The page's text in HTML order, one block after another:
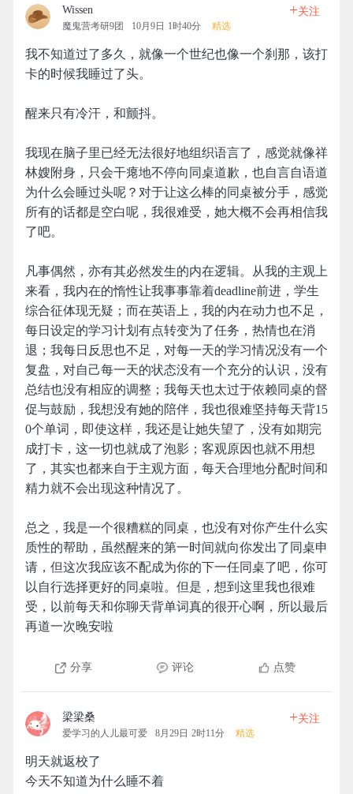
Wissen
魔鬼营考研9团 10月9日 1时40分 精选
+关注
我不知道过了多久，就像一个世纪也像一个刹那，该打
卡的时候我睡过了头。
醒来只有冷汗，和颤抖。
我现在脑子里已经无法很好地组织语言了，感觉就像祥
林嫂附身，只会干瘪地不停向同桌道歉，也自言自语道
为什么会睡过头呢？对于让这么棒的同桌被分手，感觉
所有的话都是空白呢，我很难受，她大概不会再相信我
了吧。
凡事偶然，亦有其必然发生的内在逻辑。从我的主观上
来看，我内在的惰性让我事事靠着deadline前进，学生
综合征体现无疑；而在英语上，我的内在动力也不足，
每日设定的学习计划有点转变为了任务，热情也在消
退；我每日反思也不足，对每一天的学习情况没有一个
复盘，对自己每一天的状态没有一个充分的认识，没有
总结也没有相应的调整；我每天也太过于依赖同桌的督
促与鼓励，我想没有她的陪伴，我也很难坚持每天背15
0个单词，即使这样，我还是让她失望了，没有如期完
成打卡，这一切也就成了泡影；客观原因也就不用想
了，其实也都来自于主观方面，每天合理地分配时间和
精力就不会出现这种情况了。
总之，我是一个很糟糕的同桌，也没有对你产生什么实
质性的帮助，虽然醒来的第一时间就向你发出了同桌申
请，但这次我应该不配成为你的下一任同桌了吧，你可
以自行选择更好的同桌啦。但是，想到这里我也很难
受，以前每天和你聊天背单词真的很开心啊，所以最后
再道一次晚安啦
分享 评论 点赞
梁梁桑
爱学习的人儿最可爱 8月29日 2时11分 精选
+关注
明天就返校了
今天不知道为什么睡不着